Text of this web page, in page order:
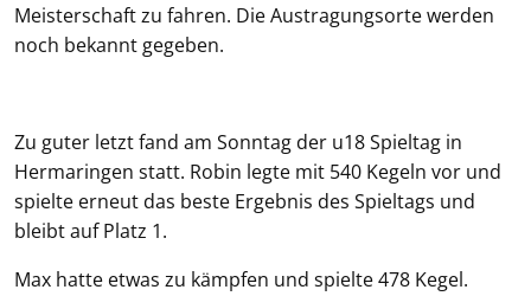
Meisterschaft zu fahren. Die Austragungsorte werden
noch bekannt gegeben.
Zu guter letzt fand am Sonntag der u18 Spieltag in
Hermaringen statt. Robin legte mit 540 Kegeln vor und
spielte erneut das beste Ergebnis des Spieltags und
bleibt auf Platz 1.
Max hatte etwas zu kämpfen und spielte 478 Kegel.